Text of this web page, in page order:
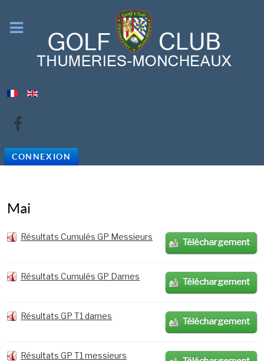
CONNEXION
Mai
Résultats Cumulés GP Messieurs Téléchargement
Résultats Cumulés GP Dames Téléchargement
Résultats GP T1 dames Téléchargement
Résultats GP T1 messieurs